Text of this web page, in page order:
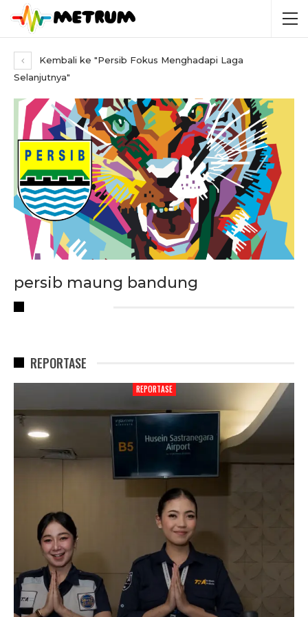
Kembali ke "Persib Fokus Menghadapi Laga
Selanjutnya"
persib maung bandung
REPORTASE